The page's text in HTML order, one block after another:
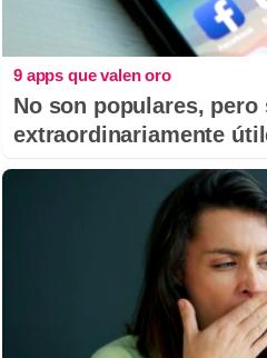
9 apps que valen oro
No son populares, pero
extraordinariamente